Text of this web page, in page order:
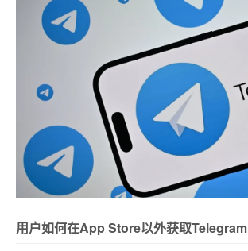
用户如何在App Store以外获取Telegram